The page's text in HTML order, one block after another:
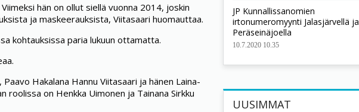
hän on ollut siellä vuonna 2014, joskin
ja maskeerauksista, Viitasaari huomauttaa.
kohtauksissa paria lukuun ottamatta.
Hakalana Hannu Viitasaari ja hänen Laina-
roolissa on Henkka Uimonen ja Tainana Sirkku
JP Kunnallissanomien
irtonumeromyynti Jalasjärvellä ja
Peräseinäjoella
10.7.2020 10.35
UUSIMMAT